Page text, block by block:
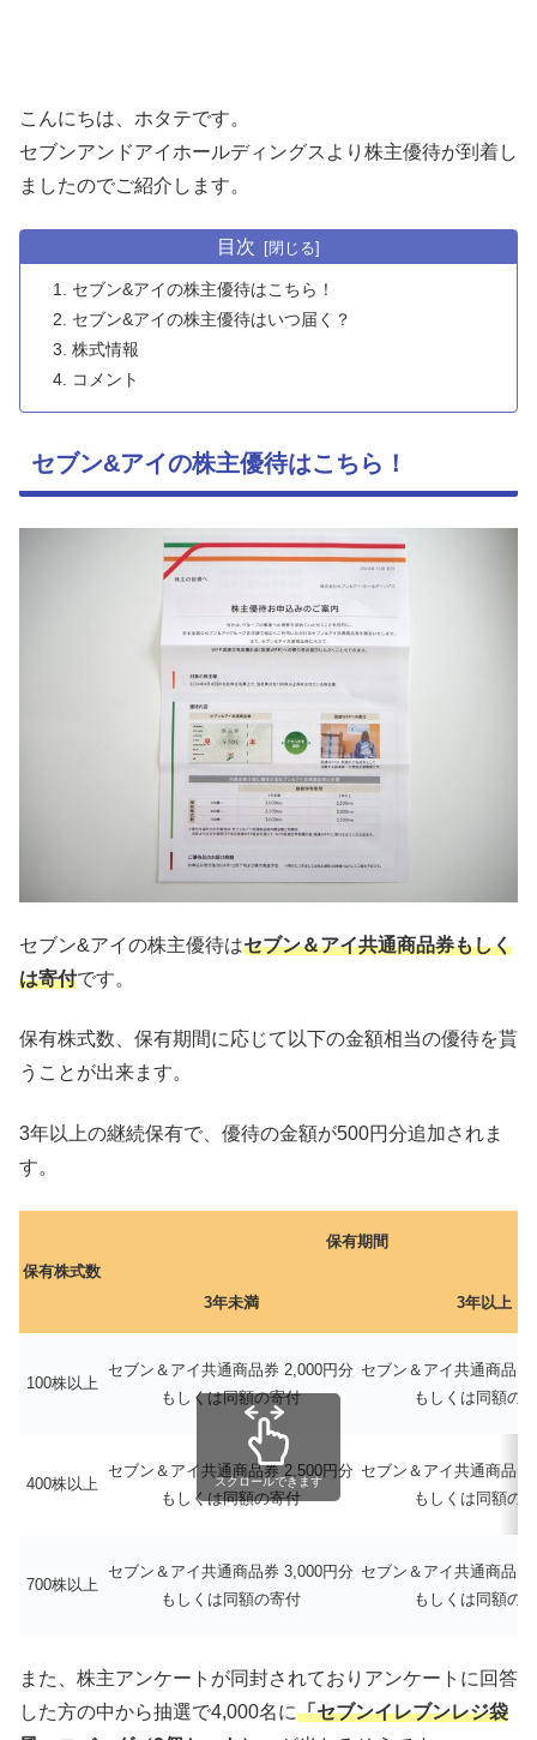
こんにちは、ホタテです。
セブンアンドアイホールディングスより株主優待が到着し
ましたのでご紹介します。
目次
セブン&アイの株主優待はこちら！
セブン&アイの株主優待はいつ届く？
株式情報
コメント
セブン&アイの株主優待はこちら！
セブン&アイの株主優待はセブン＆アイ共通商品券もしく
は寄付です。
保有株式数、保有期間に応じて以下の金額相当の優待を貰
うことが出来ます。
3年以上の継続保有で、優待の金額が500円分追加されま
す。
保有株式数
保有期間
3年未満 3年以上
100株以上
セブン＆アイ共通商品券 2,000円分
もしくは同額の寄付
セブン＆アイ共通商品券
もしくは同額の
400株以上
セブン＆アイ共通商品券 2,500円分
もしくは同額の寄付
セブン＆アイ共通商品券
もしくは同額の
700株以上
セブン＆アイ共通商品券 3,000円分
もしくは同額の寄付
セブン＆アイ共通商品券
もしくは同額の
スクロールできます
また、株主アンケートが同封されておりアンケートに回答
した方の中から抽選で4,000名に「セブンイレブンレジ袋